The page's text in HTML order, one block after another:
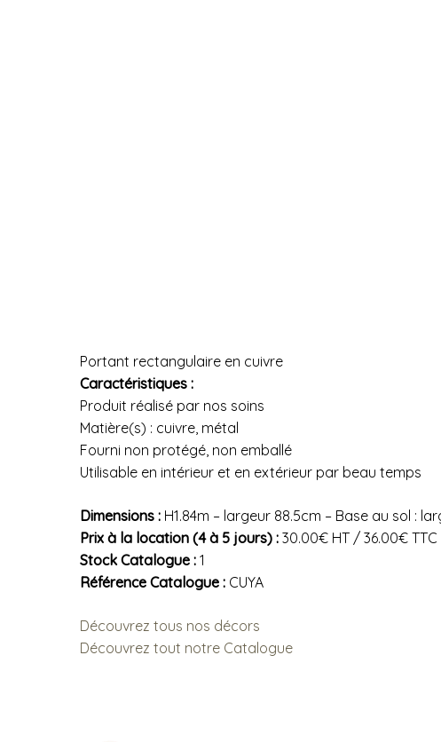
Portant rectangulaire en cuivre
Caractéristiques :
Produit réalisé par nos soins
Matière(s) : cuivre, métal
Fourni non protégé, non emballé
Utilisable en intérieur et en extérieur par beau temps
Dimensions : H1.84m – largeur 88.5cm – Base au sol :
Prix à la location (4 à 5 jours) : 30.00€ HT / 36.00€ TTC
Stock Catalogue : 1
Référence Catalogue : CUYA
Découvrez tous nos décors
Découvrez tout notre Catalogue